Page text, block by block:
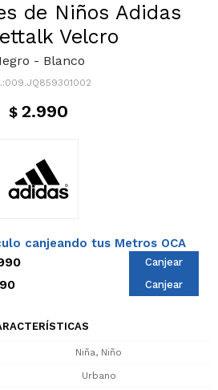
de Niños Adidas
Velcro
- Blanco
009.JQ859301002
$ 2.990
canjeando tus Metros OCA
Canjear
Canjear
Niña, Niño
Urbano